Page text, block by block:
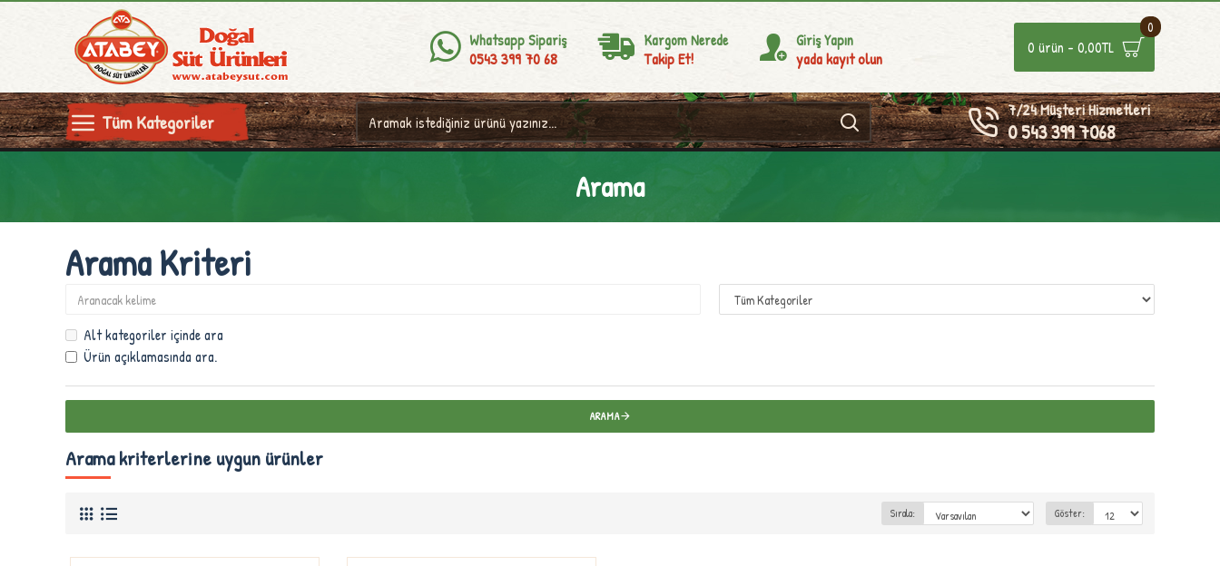
Whatsapp Sipariş
0543 399 70 68
Kargom Nerede
Takip Et!
Giriş Yapın
yada kayıt olun
0 ürün - 0,00TL
0
Tüm Kategoriler
7/24 Müşteri Hizmetleri
0 543 399 7068
Arama
Arama Kriteri
Alt kategoriler içinde ara
Ürün açıklamasında ara.
ARAMA
Arama kriterlerine uygun ürünler
Sırala: Göster: